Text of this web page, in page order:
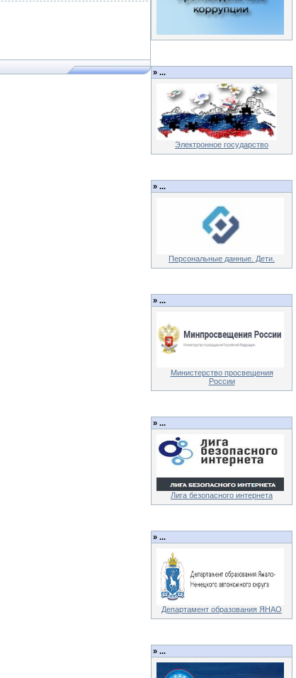
» ...
Электронное государство
» ...
Персональные данные. Дети.
» ...
Министерство просвещения
России
» ...
Лига безопасного интернета
» ...
Департамент образования ЯНАО
» ...